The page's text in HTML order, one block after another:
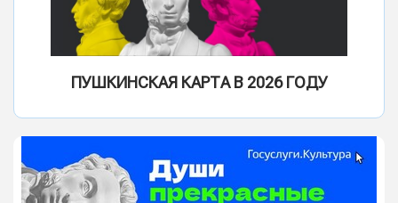
ПУШКИНСКАЯ КАРТА В 2026 ГОДУ